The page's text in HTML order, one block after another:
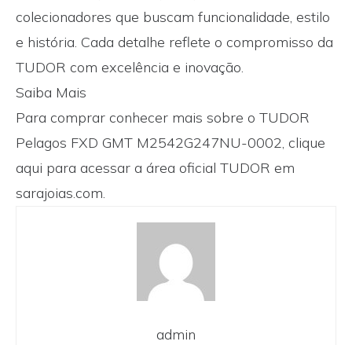
colecionadores que buscam funcionalidade, estilo
e história. Cada detalhe reflete o compromisso da
TUDOR com excelência e inovação.
Saiba Mais
Para comprar conhecer mais sobre o TUDOR
Pelagos FXD GMT M2542G247NU-0002, clique
aqui para acessar a área oficial TUDOR em
sarajoias.com.
admin